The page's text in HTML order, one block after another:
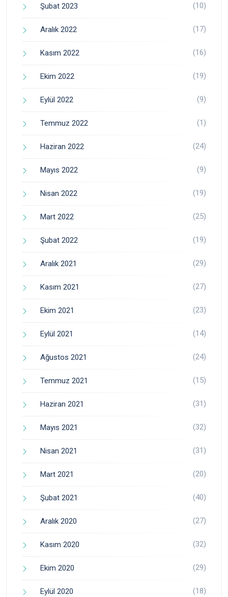
Şubat 2023 (10)
Aralık 2022 (17)
Kasım 2022 (16)
Ekim 2022 (19)
Eylül 2022 (9)
Temmuz 2022 (1)
Haziran 2022 (24)
Mayıs 2022 (9)
Nisan 2022 (19)
Mart 2022 (25)
Şubat 2022 (19)
Aralık 2021 (29)
Kasım 2021 (27)
Ekim 2021 (23)
Eylül 2021 (14)
Ağustos 2021 (24)
Temmuz 2021 (15)
Haziran 2021 (31)
Mayıs 2021 (32)
Nisan 2021 (31)
Mart 2021 (20)
Şubat 2021 (40)
Aralık 2020 (27)
Kasım 2020 (32)
Ekim 2020 (29)
Eylül 2020 (18)